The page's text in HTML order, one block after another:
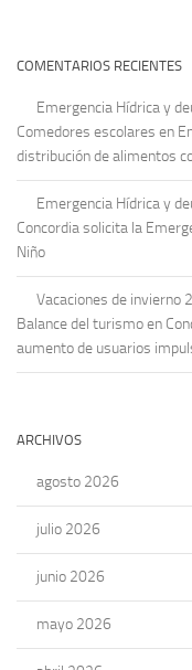
COMENTARIOS RECIENTES
Emergencia Hídrica y
Comedores escolares en
distribución de alimentos
Emergencia Hídrica y
Concordia solicita la
Niño
Vacaciones de invierno
Balance del turismo en
aumento de usuarios
ARCHIVOS
agosto 2026
julio 2026
junio 2026
mayo 2026